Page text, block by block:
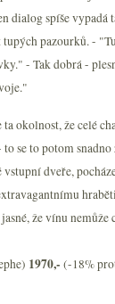
dialog spíše vypadá
pazourků. -
- Tak dobrá -
okolnost, že celé
se to potom
dveře,
že vínu nemůže
1970,- (-18%